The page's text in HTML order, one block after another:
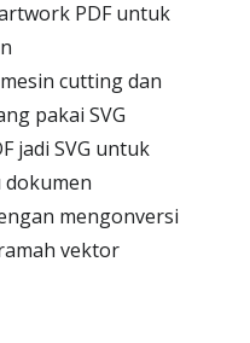
PDF untuk
cutting dan
pakai SVG
jadi SVG untuk
dokumen
mengonversi
vektor